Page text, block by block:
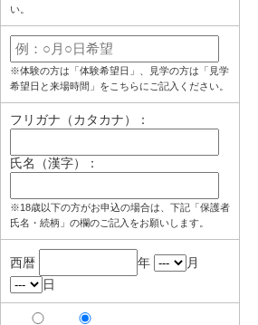
い。
※体験の方は「体験希望日」、見学の方は「見学
希望日と来場時間」をこちらにご記入ください。
フリガナ（カタカナ）：
氏名（漢字）：
※18歳以下の方がお申込の場合は、下記「保護者
氏名・続柄」の欄のご記入をお願いします。
西暦 年
月
日